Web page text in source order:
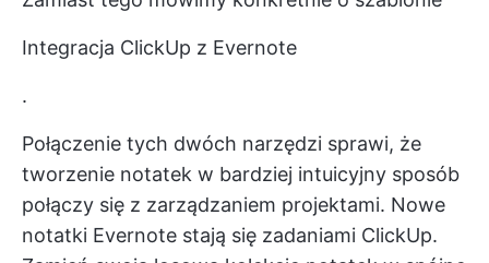
Integracja ClickUp z Evernote
.
Połączenie tych dwóch narzędzi sprawi, że
tworzenie notatek w bardziej intuicyjny sposób
połączy się z zarządzaniem projektami. Nowe
notatki Evernote stają się zadaniami ClickUp.